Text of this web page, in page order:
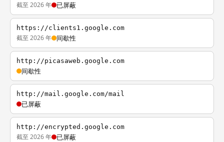
截至 2026 年 已屏蔽
https://clients1.google.com
截至 2026 年 间歇性
http://picasaweb.google.com
间歇性
http://mail.google.com/mail
已屏蔽
http://encrypted.google.com
截至 2026 年 已屏蔽